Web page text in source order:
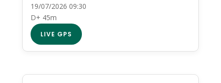
19/07/2026 09:30
D+ 45m
LIVE GPS